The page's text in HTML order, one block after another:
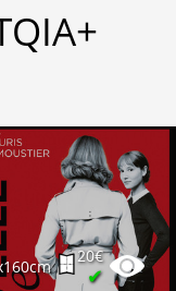
20€
✔